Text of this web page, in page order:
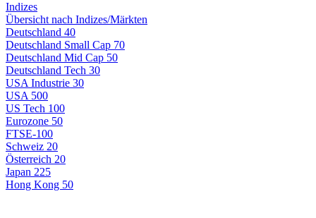
Indizes
Übersicht nach Indizes/Märkten
Deutschland 40
Deutschland Small Cap 70
Deutschland Mid Cap 50
Deutschland Tech 30
USA Industrie 30
USA 500
US Tech 100
Eurozone 50
FTSE-100
Schweiz 20
Österreich 20
Japan 225
Hong Kong 50